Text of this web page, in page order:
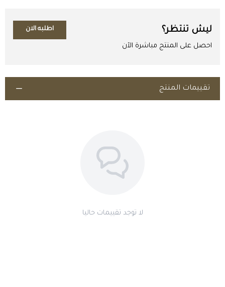
ليش تنتظر؟
احصل على المنتج مباشرة الآن
اطلبه الان
اطلب المنتج
تقييمات المنتج
لا توجد تقييمات حاليا